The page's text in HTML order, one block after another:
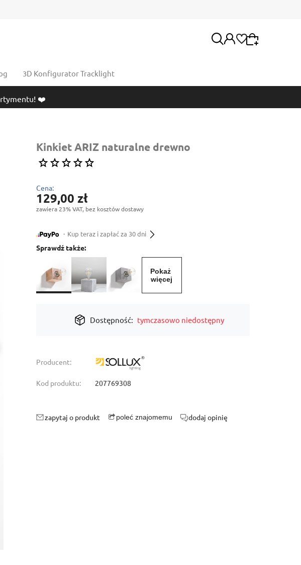
3D Konfigurator Tracklight
❤️
Kinkiet ARIZ naturalne drewno
Cena:
129,00 zł
zawiera 23% VAT, bez kosztów dostawy
・Kup teraz i zapłać za 30 dni
Sprawdź także:
Pokaż
więcej
Dostępność: tymczasowo niedostępny
Producent:
Kod produktu: 207769308
zapytaj o produkt poleć znajomemu dodaj opinię